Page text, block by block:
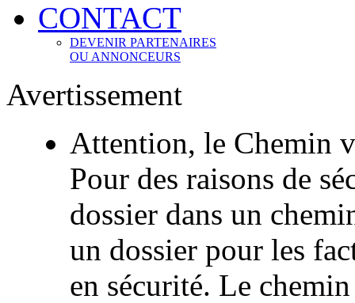
CONTACT
DEVENIR PARTENAIRES
OU ANNONCEURS
Avertissement
Attention, le Chemin
Pour des raisons de
dossier dans un
un dossier pour les
en sécurité. Le